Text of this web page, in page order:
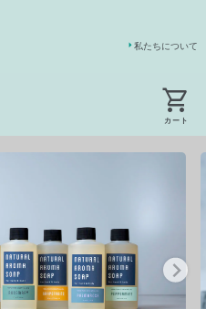
私たちについて